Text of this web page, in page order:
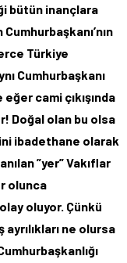
bütün inançlara
Türkiye
Cumhurbaşkanı
cami çıkışında
Doğal olan bu olsa
ibadethane olarak
”yer” Vakıflar
olunca
oluyor. Çünkü
ne olursa